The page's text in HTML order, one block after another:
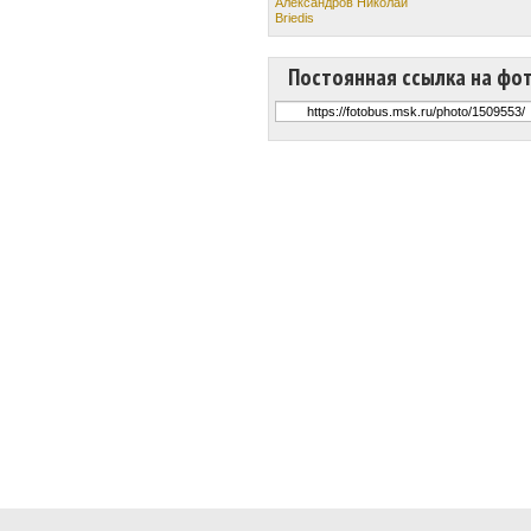
Briedis
Постоянная ссылка на